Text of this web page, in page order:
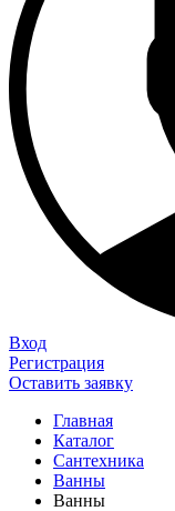
Вход
Регистрация
Оставить заявку
Главная
Каталог
Сантехника
Ванны
Ванны